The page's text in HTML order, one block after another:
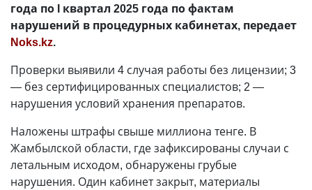
года по I квартал 2025 года по фактам
нарушений в процедурных кабинетах, передает
Noks.kz.
Проверки выявили 4 случая работы без лицензии; 3
— без сертифицированных специалистов; 2 —
нарушения условий хранения препаратов.
Наложены штрафы свыше миллиона тенге. В
Жамбылской области, где зафиксированы случаи с
летальным исходом, обнаружены грубые
нарушения. Один кабинет закрыт, материалы